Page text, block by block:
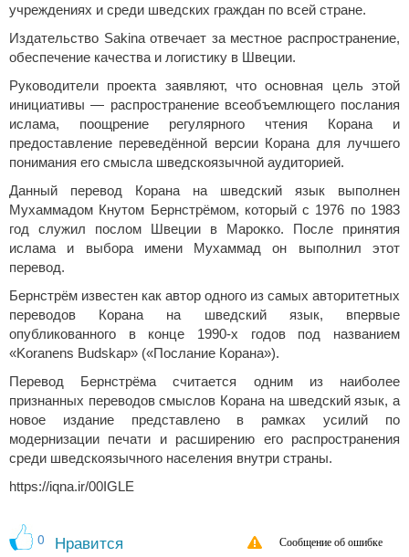
учреждениях и среди шведских граждан по всей стране.
Издательство Sakina отвечает за местное распространение,
обеспечение качества и логистику в Швеции.
Руководители проекта заявляют, что основная цель этой
инициативы — распространение всеобъемлющего послания
ислама, поощрение регулярного чтения Корана и
предоставление переведённой версии Корана для лучшего
понимания его смысла шведскоязычной аудиторией.
Данный перевод Корана на шведский язык выполнен
Мухаммадом Кнутом Бернстрёмом, который с 1976 по 1983
год служил послом Швеции в Марокко. После принятия
ислама и выбора имени Мухаммад он выполнил этот
перевод.
Бернстрём известен как автор одного из самых авторитетных
переводов Корана на шведский язык, впервые
опубликованного в конце 1990-х годов под названием
«Koranens Budskap» («Послание Корана»).
Перевод Бернстрёма считается одним из наиболее
признанных переводов смыслов Корана на шведский язык, а
новое издание представлено в рамках усилий по
модернизации печати и расширению его распространения
среди шведскоязычного населения внутри страны.
https://iqna.ir/00IGLE
0 Нравится Сообщение об ошибке